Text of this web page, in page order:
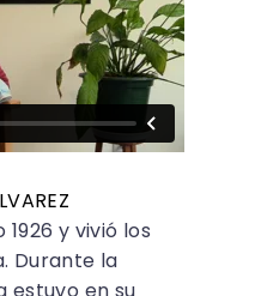
y vivió los
Durante la